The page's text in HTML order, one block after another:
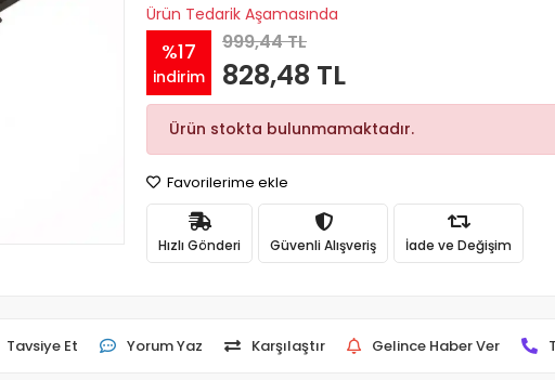
Ürün Tedarik Aşamasında
%17
indirim
999,44 TL
828,48 TL
Ürün stokta bulunmamaktadır.
Favorilerime ekle
Hızlı Gönderi Güvenli Alışveriş İade ve Değişim
Tavsiye Et Yorum Yaz Karşılaştır Gelince Haber Ver